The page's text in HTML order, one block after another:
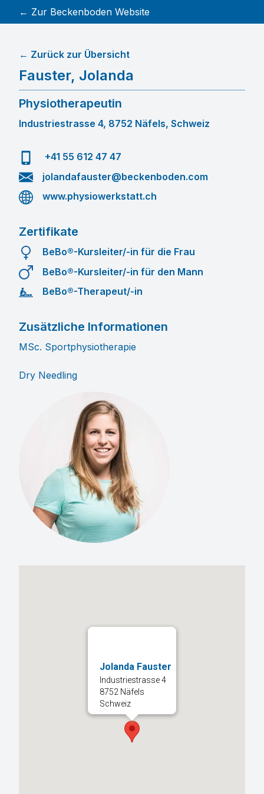
← Zur Beckenboden Website
Fauster, Jolanda
← Zurück zur Übersicht
Physiotherapeutin
Industriestrasse 4, 8752 Näfels, Schweiz
+41 55 612 47 47
jolandafauster@beckenboden.com
www.physiowerkstatt.ch
Zertifikate
BeBo®-Kursleiter/-in für die Frau
BeBo®-Kursleiter/-in für den Mann
BeBo®-Therapeut/-in
Zusätzliche Informationen
MSc. Sportphysiotherapie
Dry Needling
Jolanda Fauster
Industriestrasse 4
8752 Näfels
Schweiz